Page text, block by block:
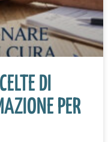
DI
PER